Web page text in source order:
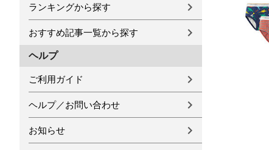
ランキングから探す
おすすめ記事一覧から探す
ヘルプ
ご利用ガイド
ヘルプ／お問い合わせ
お知らせ